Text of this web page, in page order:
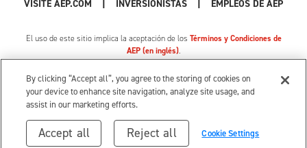
VISITE AEP.COM INVERSIONISTAS EMPLEOS DE AEP
El uso de este sitio implica la aceptación de los Términos y Condiciones de
AEP (en inglés).
Política de Privacidad
| Cookie Settings
|
Sus opciones de privacidad
© 1996-2026 American Electric Power. Todos los Derechos Reservados.
By clicking “Accept all”, you agree to the storing of cookies on
your device to enhance site navigation, analyze site usage, and
assist in our marketing efforts.
Cookie Settings
Reject all
Accept all